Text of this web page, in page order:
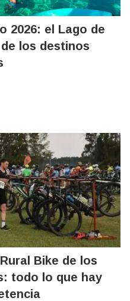
2026: el Lago de
los destinos
Bike de los
todo lo que hay